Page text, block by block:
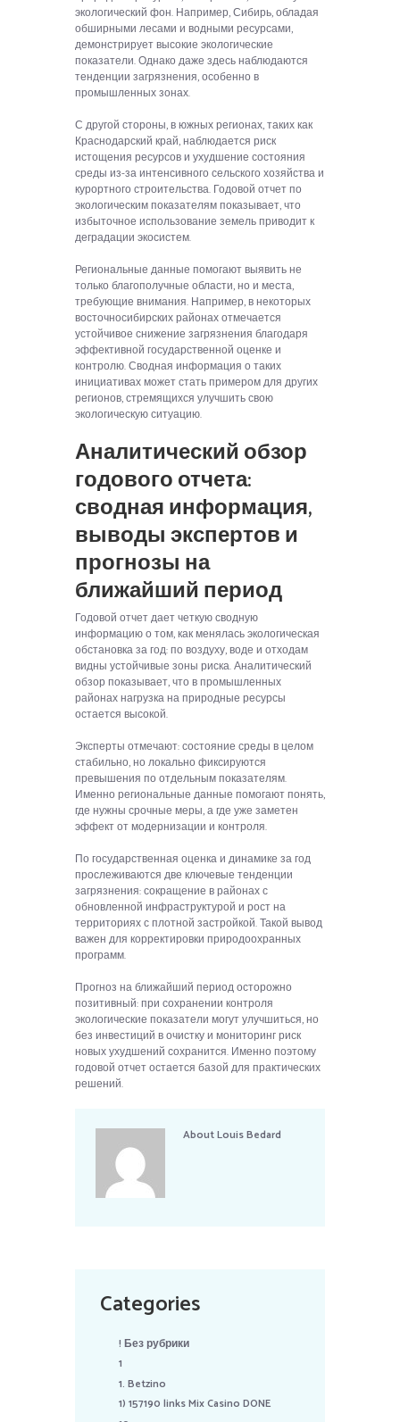
экологический фон. Например, Сибирь, обладая
обширными лесами и водными ресурсами,
демонстрирует высокие экологические
показатели. Однако даже здесь наблюдаются
тенденции загрязнения, особенно в
промышленных зонах.
С другой стороны, в южных регионах, таких как
Краснодарский край, наблюдается риск
истощения ресурсов и ухудшение состояния
среды из-за интенсивного сельского хозяйства и
курортного строительства. Годовой отчет по
экологическим показателям показывает, что
избыточное использование земель приводит к
деградации экосистем.
Региональные данные помогают выявить не
только благополучные области, но и места,
требующие внимания. Например, в некоторых
восточносибирских районах отмечается
устойчивое снижение загрязнения благодаря
эффективной государственной оценке и
контролю. Сводная информация о таких
инициативах может стать примером для других
регионов, стремящихся улучшить свою
экологическую ситуацию.
Аналитический обзор
годового отчета:
сводная информация,
выводы экспертов и
прогнозы на
ближайший период
Годовой отчет дает четкую сводную
информацию о том, как менялась экологическая
обстановка за год: по воздуху, воде и отходам
видны устойчивые зоны риска. Аналитический
обзор показывает, что в промышленных
районах нагрузка на природные ресурсы
остается высокой.
Эксперты отмечают: состояние среды в целом
стабильно, но локально фиксируются
превышения по отдельным показателям.
Именно региональные данные помогают понять,
где нужны срочные меры, а где уже заметен
эффект от модернизации и контроля.
По государственная оценка и динамике за год
прослеживаются две ключевые тенденции
загрязнения: сокращение в районах с
обновленной инфраструктурой и рост на
территориях с плотной застройкой. Такой вывод
важен для корректировки природоохранных
программ.
Прогноз на ближайший период осторожно
позитивный: при сохранении контроля
экологические показатели могут улучшиться, но
без инвестиций в очистку и мониторинг риск
новых ухудшений сохранится. Именно поэтому
годовой отчет остается базой для практических
решений.
AboutLouis Bedard
Categories
! Без рубрики
1
1. Betzino
1) 157190 links Mix Casino DONE